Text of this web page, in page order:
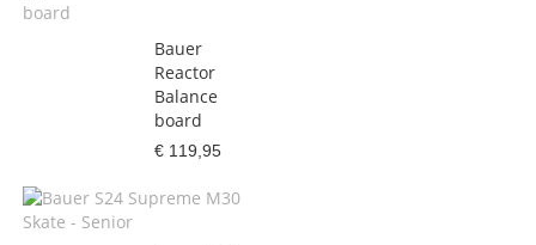
Bauer
Reactor
Balance
board
€ 119,95